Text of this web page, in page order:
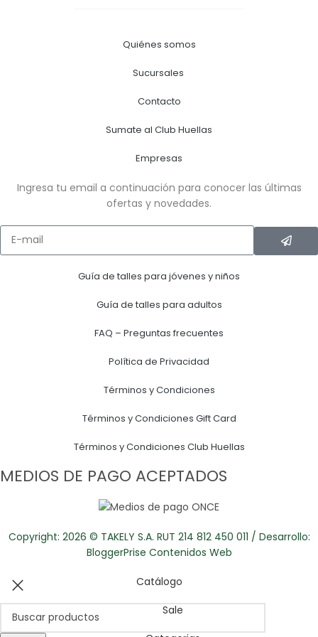
Quiénes somos
Sucursales
Contacto
Sumate al Club Huellas
Empresas
Ingresa tu email a continuación para conocer las últimas
ofertas y novedades.
Guía de talles para jóvenes y niños
Guía de talles para adultos
FAQ – Preguntas frecuentes
Política de Privacidad
Términos y Condiciones
Términos y Condiciones Gift Card
Términos y Condiciones Club Huellas
MEDIOS DE PAGO ACEPTADOS
Copyright: 2026 © TAKELY S.A. RUT 214 812 450 011 / Desarrollo:
BloggerPrise Contenidos Web
Catálogo
Sale